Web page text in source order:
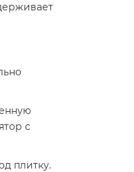
с
плитку.